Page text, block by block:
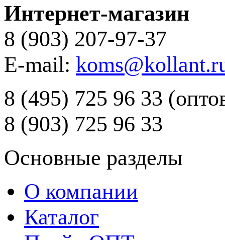
Интернет-магазин
8 (903) 207-97-37
E-mail:
8 (495) 725 96 33
8 (903) 725 96 33
Основные разделы
О компании
Каталог